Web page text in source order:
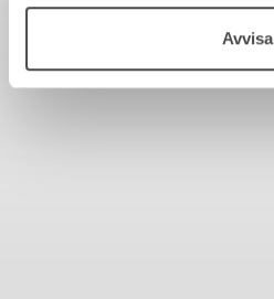
Avvisa